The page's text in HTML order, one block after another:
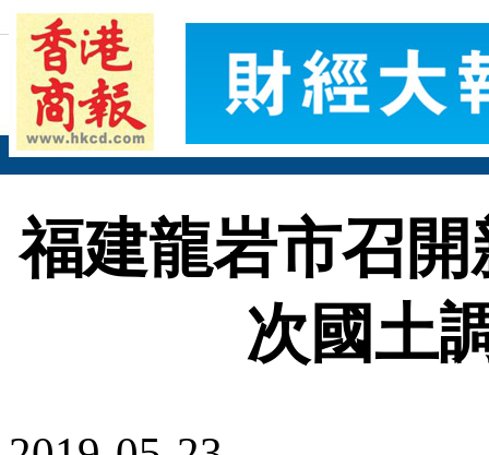
福建龍岩市召
次國土